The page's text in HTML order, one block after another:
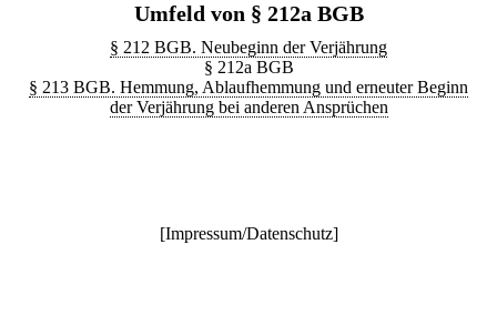
Umfeld von § 212a BGB
§ 212 BGB. Neubeginn der Verjährung
§ 212a BGB
§ 213 BGB. Hemmung, Ablaufhemmung und erneuter Beginn
der Verjährung bei anderen Ansprüchen
[Impressum/Datenschutz]